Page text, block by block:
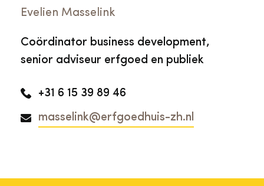
Evelien Masselink
Coördinator business development,
senior adviseur erfgoed en publiek
+31 6 15 39 89 46
masselink@erfgoedhuis-zh.nl